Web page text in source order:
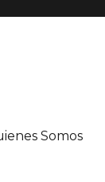
Somos